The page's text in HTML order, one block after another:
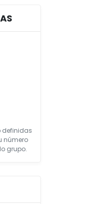
definidas
número
grupo.